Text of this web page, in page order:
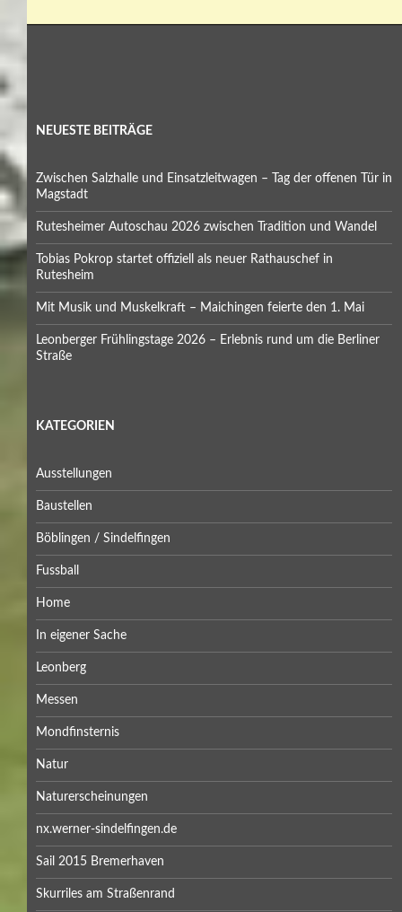
NEUESTE BEITRÄGE
Zwischen Salzhalle und Einsatzleitwagen – Tag der offenen Tür in
Magstadt
Rutesheimer Autoschau 2026 zwischen Tradition und Wandel
Tobias Pokrop startet offiziell als neuer Rathauschef in
Rutesheim
Mit Musik und Muskelkraft – Maichingen feierte den 1. Mai
Leonberger Frühlingstage 2026 – Erlebnis rund um die Berliner
Straße
KATEGORIEN
Ausstellungen
Baustellen
Böblingen / Sindelfingen
Fussball
Home
In eigener Sache
Leonberg
Messen
Mondfinsternis
Natur
Naturerscheinungen
nx.werner-sindelfingen.de
Sail 2015 Bremerhaven
Skurriles am Straßenrand